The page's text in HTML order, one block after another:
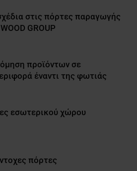
στις πόρτες παραγωγής
GROUP
προϊόντων σε
έναντι της φωτιάς
εσωτερικού χώρου
πόρτες